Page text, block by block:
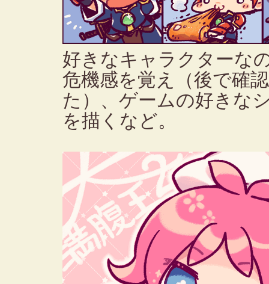
好きなキャラクターな
危機感を覚え（後で確
た）、ゲームの好きな
を描くなど。